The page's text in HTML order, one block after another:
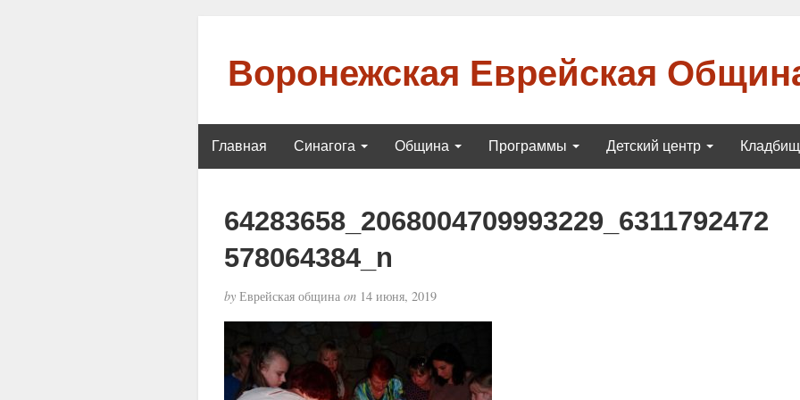
Воронежская Еврейская
Главная Синагога Община Программы Детский центр
64283658_2068004709993229_6311792472
578064384_n
byЕврейская община on14 июня, 2019